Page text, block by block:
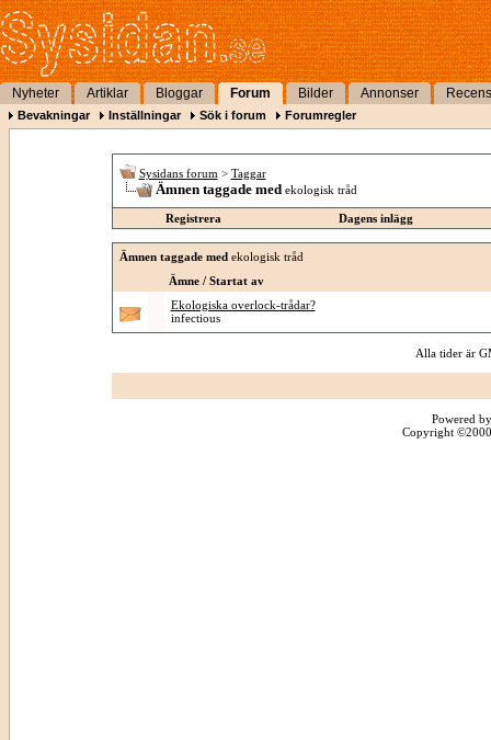
Nyheter Artiklar Bloggar Forum Bilder Annonser
Bevakningar Inställningar Sök i forum Forumregler
Sysidans forum > Taggar
Ämnen taggade med ekologisk tråd
Registrera Dagens inlägg
Ämnen taggade med ekologisk tråd
Ämne / Startat av
Ekologiska overlock-trådar?
infectious
Alla tider är
Powered
Copyright